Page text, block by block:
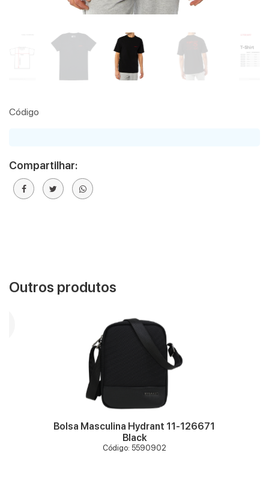
Código
Compartilhar:
Outros produtos
Bolsa Masculina Hydrant 11-126671
Black
Código: 5590902